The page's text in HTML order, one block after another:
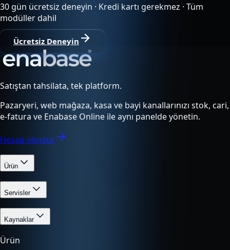
30 gün ücretsiz deneyin · Kredi kartı gerekmez · Tüm
modüller dahil
Ücretsiz Deneyin
Satıştan tahsilata, tek platform.
Pazaryeri, web mağaza, kasa ve bayi kanallarınızı stok, cari,
e-fatura ve Enabase Online ile aynı panelde yönetin.
Hesap oluştur
Ürün
Servisler
Kaynaklar
Ürün